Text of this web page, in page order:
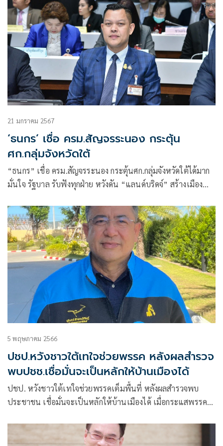
21 มกราคม 2567
‘ธนกร’ เชื่อ ครม.สัญจรระนอง กระตุ้น
ศก.กลุ่มจังหวัดใต้
“ธนกร” เชื่อ ครม.สัญจรระนอง กระตุ้นศก.กลุ่มจังหวัดใต้ได้มาก
มั่นใจ รัฐบาล รับฟังทุกฝ่าย หวังดัน “แลนด์บริดจ์” สร้างเมือง
5 พฤษภาคม 2566
ปชป.หวังชาวใต้เทใจช่วยพรรค หลังผลสำรวจ
พบปชช.เชื่อมั่นจะเป็นหลักให้บ้านเมืองได้
ปชป. หวังชาวใต้เทใจช่วยพรรคเต็มพื้นที่ หลังผลสำรวจพบ
ประชาชน เชื่อมั่นจะเป็นหลักให้บ้านเมืองได้ เมื่อกระแสพรรค